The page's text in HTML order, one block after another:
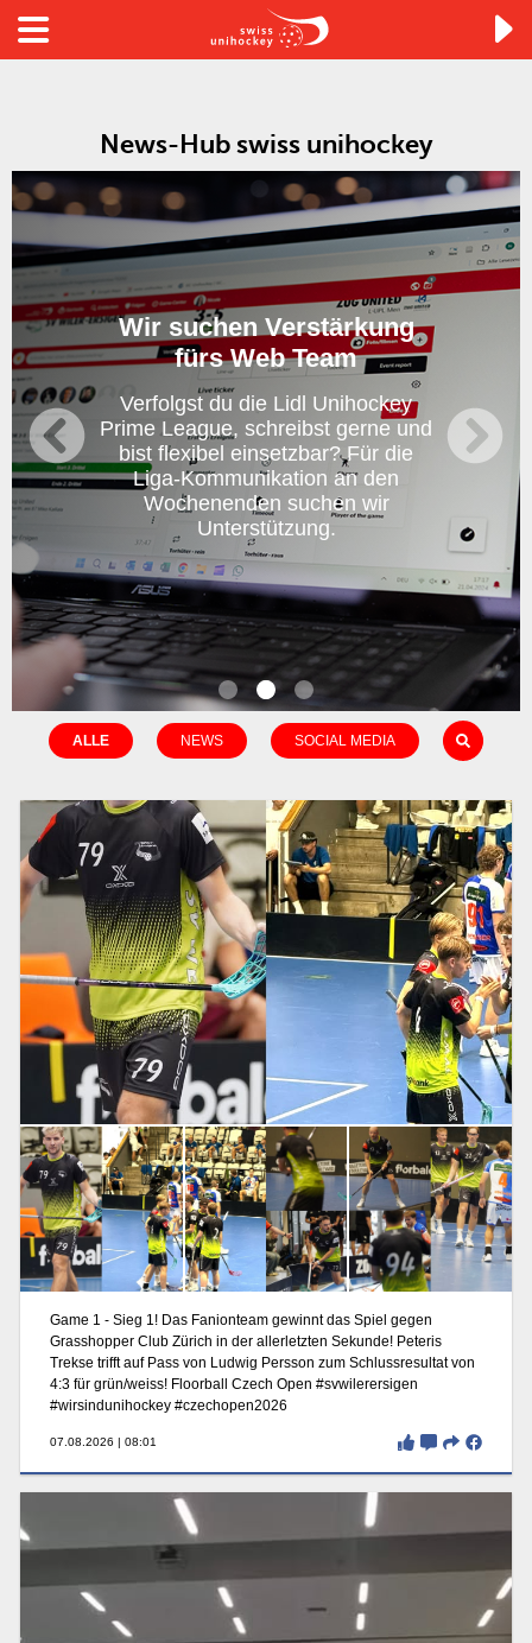

News-Hub swiss unihockey